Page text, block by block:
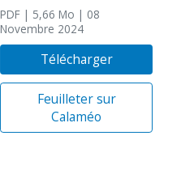
PDF | 5,66 Mo | 08
Novembre 2024
Télécharger
Feuilleter sur
Calaméo